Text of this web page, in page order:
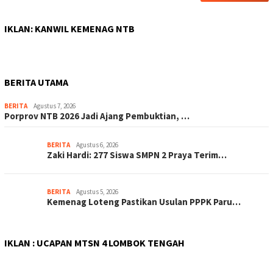
IKLAN: KANWIL KEMENAG NTB
BERITA UTAMA
BERITA Agustus 7, 2026
Porprov NTB 2026 Jadi Ajang Pembuktian, …
BERITA Agustus 6, 2026
Zaki Hardi: 277 Siswa SMPN 2 Praya Terim…
BERITA Agustus 5, 2026
Kemenag Loteng Pastikan Usulan PPPK Paru…
IKLAN : UCAPAN MTSN 4 LOMBOK TENGAH